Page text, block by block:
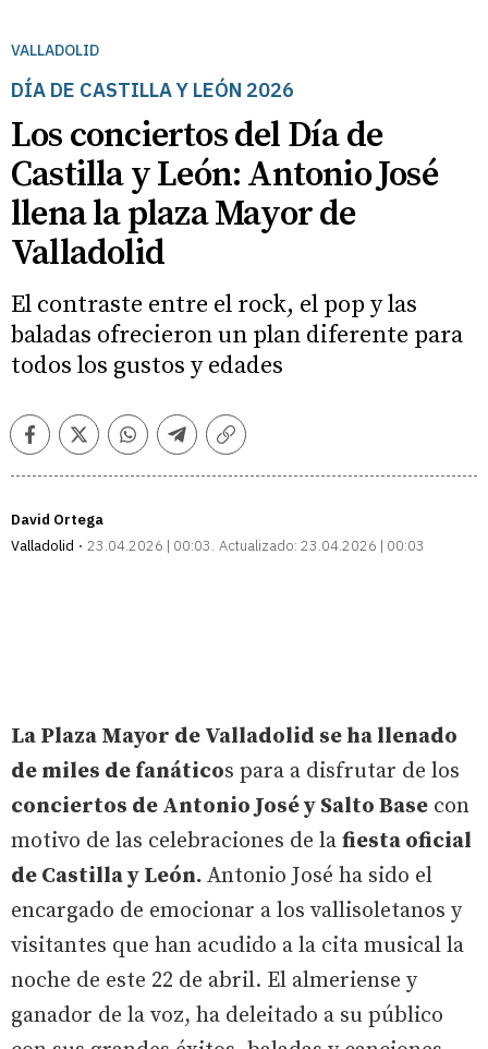
VALLADOLID
DÍA DE CASTILLA Y LEÓN 2026
Los conciertos del Día de
Castilla y León: Antonio José
llena la plaza Mayor de
Valladolid
El contraste entre el rock, el pop y las
baladas ofrecieron un plan diferente para
todos los gustos y edades
FacebookTwitterWhatsappTelegramCopiar
David Ortega
Valladolid
23.04.2026 | 00:03 Actualizado: 23.04.2026 | 00:03
La Plaza Mayor de Valladolid se ha llenado
de miles de fanáticos para a disfrutar de los
conciertos de Antonio José y Salto Base con
motivo de las celebraciones de la fiesta oficial
de Castilla y León. Antonio José ha sido el
encargado de emocionar a los vallisoletanos y
visitantes que han acudido a la cita musical la
noche de este 22 de abril. El almeriense y
ganador de la voz, ha deleitado a su público